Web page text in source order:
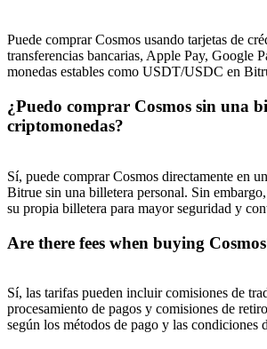
Puede comprar Cosmos usando tarjetas de
transferencias bancarias, Apple Pay, Google
monedas estables como USDT/USDC en
¿Puedo comprar Cosmos sin una
criptomonedas?
Sí, puede comprar Cosmos directamente en
Bitrue sin una billetera personal. Sin
su propia billetera para mayor seguridad y
Are there fees when buying
Sí, las tarifas pueden incluir comisiones de
procesamiento de pagos y comisiones de
según los métodos de pago y las condiciones